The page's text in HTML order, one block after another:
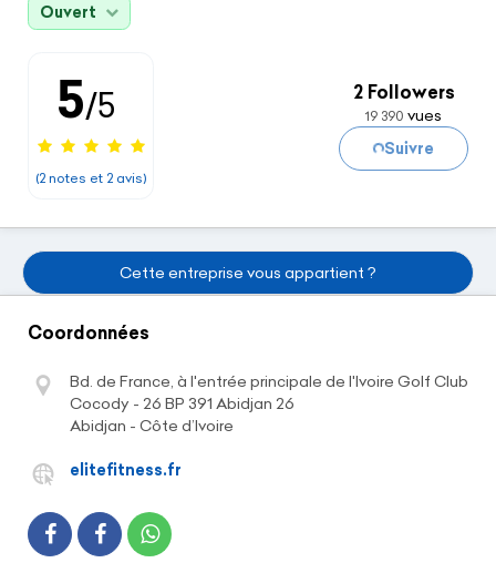
Ouvert
5/5
(2 notes et 2 avis)
2 Followers
19 390 vues
Chargement...
Suivre
Cette entreprise vous appartient ?
Coordonnées
Bd. de France, à l'entrée principale de l'Ivoire Golf Club
Cocody - 26 BP 391 Abidjan 26
Abidjan - Côte d’Ivoire
elitefitness.fr